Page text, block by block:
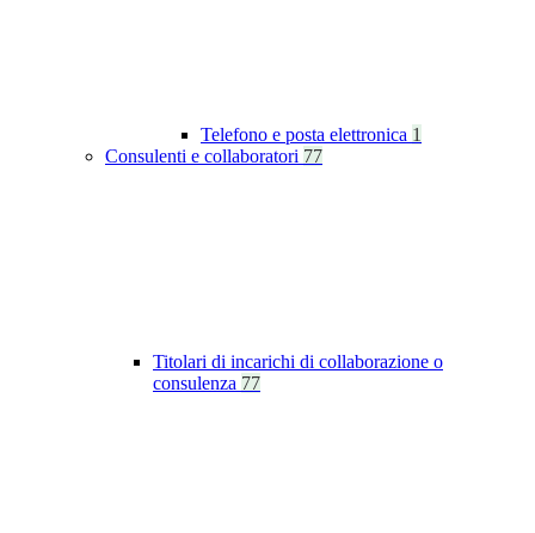
Telefono e posta elettronica 1
Consulenti e collaboratori 77
Titolari di incarichi di collaborazione o
consulenza 77